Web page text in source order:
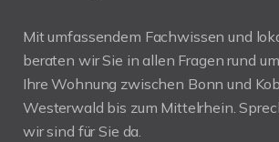
Mit umfassendem Fachwissen und
beraten wir Sie in allen Fragen rund
Ihre Wohnung zwischen Bonn und
Westerwald bis zum Mittelrhein.
wir sind für Sie da.